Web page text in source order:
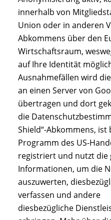
innerhalb von
Union oder in anderen
Abkommens über den
Wirtschaftsraum,
auf Ihre Identität
Ausnahmefällen wird
an einen Server von
übertragen und dort
die
Shield“-Abkommens, ist
Programm des US-
registriert und nutzt die
Informationen, um die
auszuwerten,
verfassen und andere
diesbezügliche